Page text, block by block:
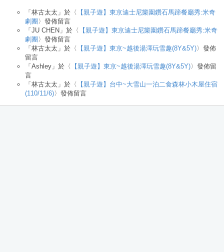
「 林古太太 」於〈
【親子遊】東京迪士尼樂園鑽石馬蹄餐廳秀:米奇
劇團 〉發佈留言
「 JU CHEN 」於〈
【親子遊】東京迪士尼樂園鑽石馬蹄餐廳秀:米奇
劇團 〉發佈留言
「 林古太太 」於〈 【親子遊】東京~越後湯澤玩雪趣(8Y&5Y)〉發佈
留言
「 Ashley 」於〈 【親子遊】東京~越後湯澤玩雪趣(8Y&5Y)〉發佈留
言
「 林古太太 」於〈
【親子遊】台中~大雪山一泊二食森林小木屋住宿
(110/11/6)〉發佈留言